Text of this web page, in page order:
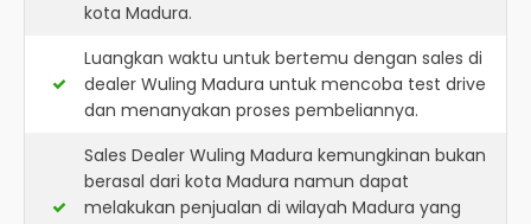
kota Madura.
Luangkan waktu untuk bertemu dengan sales di
dealer Wuling Madura untuk mencoba test drive
dan menanyakan proses pembeliannya.
Sales Dealer Wuling Madura kemungkinan bukan
berasal dari kota Madura namun dapat
melakukan penjualan di wilayah Madura yang